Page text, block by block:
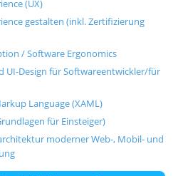
(UX)
gestalten (inkl. Zertifizierung
/ Software Ergonomics
UI-Design für Softwareentwickler/für
Language (XAML)
für Einsteiger)
moderner Web-, Mobil- und